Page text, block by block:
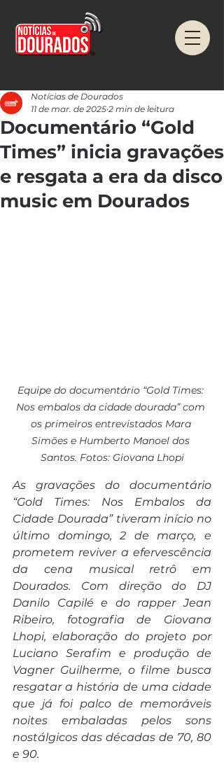
Documentário “Gold
Times” inicia gravações
e resgata a era da disco
music em Dourados
Notícias de Dourados
11 de mar. de 2025 2 min de leitura
Equipe do documentário “Gold Times:
Nos embalos da cidade dourada” com
os primeiros entrevistados Mara
Simões e Humberto Manoel dos
Santos. Fotos: Giovana Lhopi
As gravações do documentário
“Gold Times: Nos Embalos da
Cidade Dourada” tiveram início no
último domingo, 2 de março, e
prometem reviver a efervescência
da cena musical retrô em
Dourados. Com direção do DJ
Danilo Capilé e do rapper Jean
Ribeiro, fotografia de Giovana
Lhopi, elaboração do projeto por
Luciano Serafim e produção de
Vagner Guilherme, o filme busca
resgatar a história de uma cidade
que já foi palco de memoráveis
noites embaladas pelos sons
nostálgicos das décadas de 70, 80
e 90.